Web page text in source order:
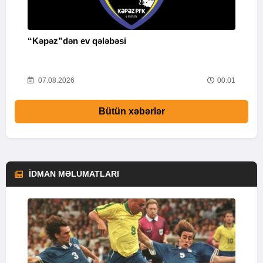
“Kəpəz”dən ev qələbəsi
07.08.2026 00:01
Bütün xəbərlər
İDMAN MƏLUMATLARI